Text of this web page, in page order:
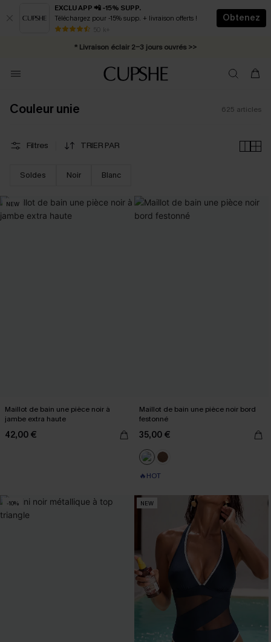
EXCLU APP 📲 -15% SUPP.
Téléchargez pour -15% supp. + livraison offerts !
50 k+
Obtenez
* Livraison éclair 2-3 jours ouvrés >>
Abonnement E-mail : -25% dès 4 achetés >>
Couleur unie 625 articles
Filtres TRIER PAR
Soldes Noir Blanc
NEW
Maillot de bain une pièce noir à
jambe extra haute
42,00 €
Maillot de bain une pièce noir bord
festonné
35,00 €
🔥HOT
-10% NEW